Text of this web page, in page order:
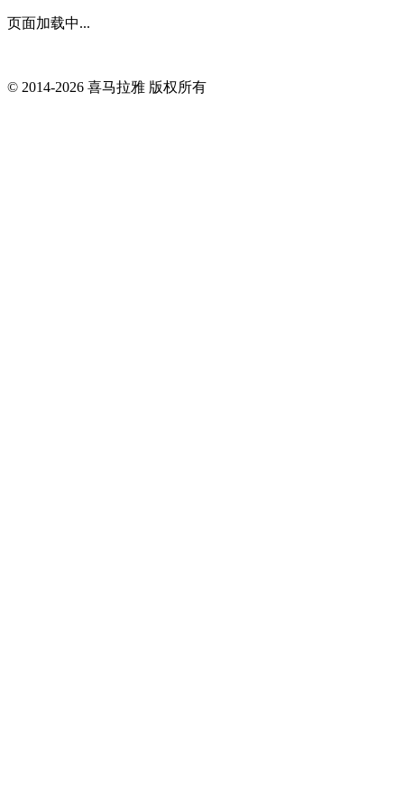
页面加载中...
© 2014-2026 喜马拉雅 版权所有